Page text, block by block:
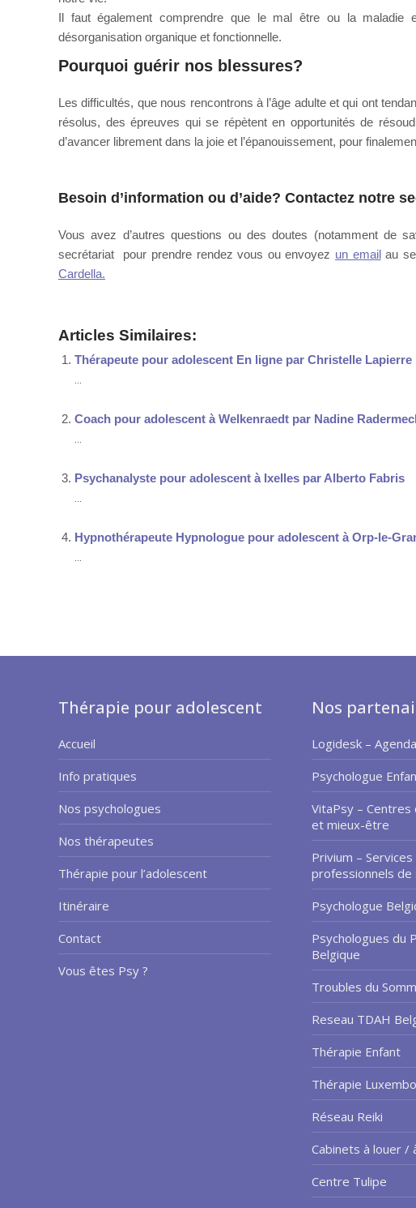
Il faut également comprendre que le mal être ou la maladie
désorganisation organique et fonctionnelle.
Pourquoi guérir nos blessures?
Les difficultés, que nous rencontrons à l’âge adulte et qui ont
résolus, des épreuves qui se répètent en opportunités de
d’avancer librement dans la joie et l’épanouissement, pour
Besoin d’information ou d’aide? Contactez notre
Vous avez d’autres questions ou des doutes (notamment de
secrétariat pour prendre rendez vous ou envoyez un emailau
Cardella.
Articles Similaires:
Thérapeute pour adolescent En ligne par Christelle Lapierre
Coach pour adolescent à Welkenraedt par Nadine
Psychanalyste pour adolescent à Ixelles par Alberto Fabris
Hypnothérapeute Hypnologue pour adolescent à Orp-le-
Thérapie pour adolescent
Accueil
Info pratiques
Nos psychologues
Nos thérapeutes
Thérapie pour l’adolescent
Itinéraire
Contact
Vous êtes Psy ?
Nos
Logidesk –
Psychologue
VitaPsy –
et mieux-être
Privium –
professionnels de
Psychologue
Psychologues du
Belgique
Troubles du
Reseau TDAH
Thérapie Enfant
Thérapie
Réseau Reiki
Cabinets à louer /
Centre Tulipe